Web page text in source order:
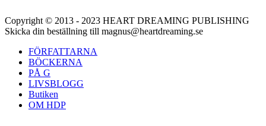
Copyright © 2013 - 2023 HEART DREAMING PUBLISHING
Skicka din beställning till magnus@heartdreaming.se
FÖRFATTARNA
BÖCKERNA
PÅ G
LIVSBLOGG
Butiken
OM HDP